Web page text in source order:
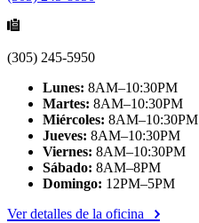
(305) 245-5950
Lunes: 8AM–10:30PM
Martes: 8AM–10:30PM
Miércoles: 8AM–10:30PM
Jueves: 8AM–10:30PM
Viernes: 8AM–10:30PM
Sábado: 8AM–8PM
Domingo: 12PM–5PM
Ver detalles de la oficina